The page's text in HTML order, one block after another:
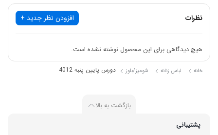
نظرات افزودن نظر جدید +
هیچ دیدگاهی برای این محصول نوشته نشده است.
خانه لباس زنانه شومیز/بلوز دورس پایین پنبه 4012
بازگشت به بالا
پشتیبانی